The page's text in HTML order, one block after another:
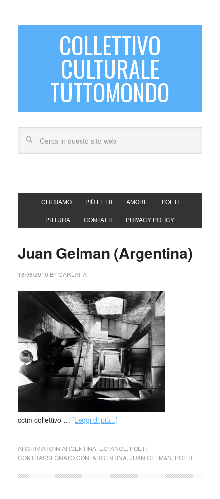
COLLETTIVO
CULTURALE
TUTTOMONDO
CHI SIAMO PIÙ LETTI AMORE POETI
PITTURA CONTATTI PRIVACY POLICY
Juan Gelman (Argentina)
18/08/2016 BYCARLAITA
cctm collettivo … [Leggi di più...]
ARCHIVIATO IN:ARGENTINA, ESPAÑOL
POETI
CONTRASSEGNATO CON:ARGENTINA, JUAN GELMAN POETI